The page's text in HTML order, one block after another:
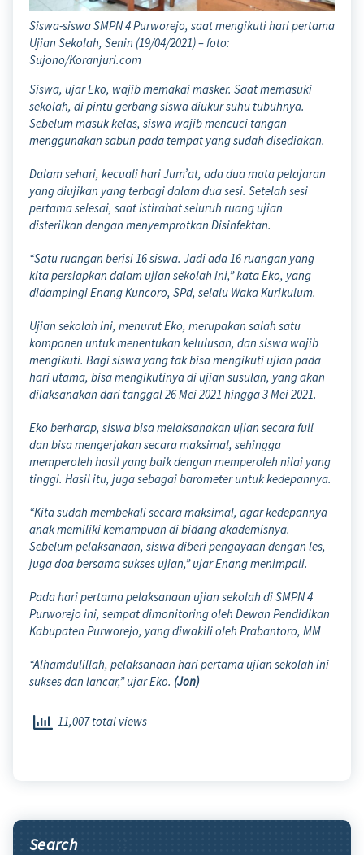
Siswa-siswa SMPN 4 Purworejo, saat mengikuti hari pertama
Ujian Sekolah, Senin (19/04/2021) – foto:
Sujono/Koranjuri.com
Siswa, ujar Eko, wajib memakai masker. Saat memasuki
sekolah, di pintu gerbang siswa diukur suhu tubuhnya.
Sebelum masuk kelas, siswa wajib mencuci tangan
menggunakan sabun pada tempat yang sudah disediakan.
Dalam sehari, kecuali hari Jum’at, ada dua mata pelajaran
yang diujikan yang terbagi dalam dua sesi. Setelah sesi
pertama selesai, saat istirahat seluruh ruang ujian
disterilkan dengan menyemprotkan Disinfektan.
“Satu ruangan berisi 16 siswa. Jadi ada 16 ruangan yang
kita persiapkan dalam ujian sekolah ini,” kata Eko, yang
didampingi Enang Kuncoro, SPd, selalu Waka Kurikulum.
Ujian sekolah ini, menurut Eko, merupakan salah satu
komponen untuk menentukan kelulusan, dan siswa wajib
mengikuti. Bagi siswa yang tak bisa mengikuti ujian pada
hari utama, bisa mengikutinya di ujian susulan, yang akan
dilaksanakan dari tanggal 26 Mei 2021 hingga 3 Mei 2021.
Eko berharap, siswa bisa melaksanakan ujian secara full
dan bisa mengerjakan secara maksimal, sehingga
memperoleh hasil yang baik dengan memperoleh nilai yang
tinggi. Hasil itu, juga sebagai barometer untuk kedepannya.
“Kita sudah membekali secara maksimal, agar kedepannya
anak memiliki kemampuan di bidang akademisnya.
Sebelum pelaksanaan, siswa diberi pengayaan dengan les,
juga doa bersama sukses ujian,” ujar Enang menimpali.
Pada hari pertama pelaksanaan ujian sekolah di SMPN 4
Purworejo ini, sempat dimonitoring oleh Dewan Pendidikan
Kabupaten Purworejo, yang diwakili oleh Prabantoro, MM
“Alhamdulillah, pelaksanaan hari pertama ujian sekolah ini
sukses dan lancar,” ujar Eko. (Jon)
11,007 total views
Search